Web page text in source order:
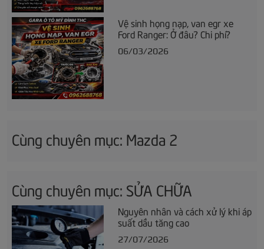
Vệ sinh họng nạp, van egr xe
Ford Ranger: Ở đâu? Chi phí?
06/03/2026
Cùng chuyên mục: Mazda 2
Cùng chuyên mục: SỬA CHỮA
Nguyên nhân và cách xử lý khi áp
suất dầu tăng cao
27/07/2026